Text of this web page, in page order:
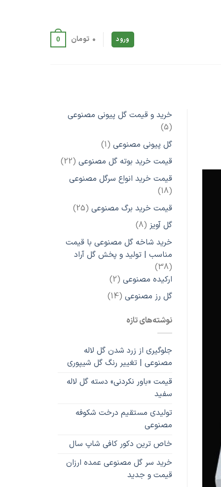
ورود ۰ تومان 0
خرید و قیمت گل پیونی مصنوعی
5
5
محصول
گل پیونی مصنوعی 1
1
محصول
قیمت خرید بوته گل مصنوعی 22
22
قیمت خرید انواع سرگل مصنوعی
18
18
محصول
قیمت خرید برگ مصنوعی 25
25
گل آویز 8
8
محصول
خرید شاخه گل مصنوعی با قیمت
مناسب | تولید و پخش گل آراد
38
38
محصول
ارکیده مصنوعی 2
2
محصول
گل رز مصنوعی 14
14
نوشته‌های تازه
جلوگیری از زرد شدن گل لاله
مصنوعی | تغییر رنگ گل شیپوری
قیمت «باور نکردنی» دسته گل لاله
سفید
تولیدی مستقیم درخت شکوفه
مصنوعی
خاص ترین دکور کافی شاپ سال
خرید سر گل مصنوعی عمده ارزان
قیمت و جدید